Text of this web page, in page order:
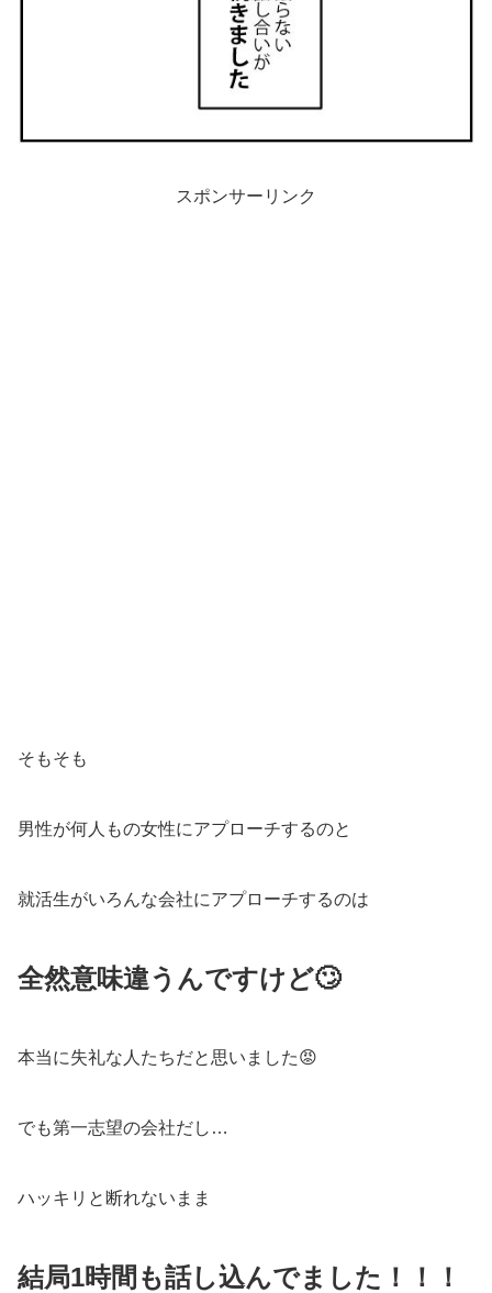
スポンサーリンク
そもそも
男性が何人もの女性にアプローチするのと
就活生がいろんな会社にアプローチするのは
全然意味違うんですけど🙄
本当に失礼な人たちだと思いました😡
でも第一志望の会社だし…
ハッキリと断れないまま
結局1時間も話し込んでました！！！